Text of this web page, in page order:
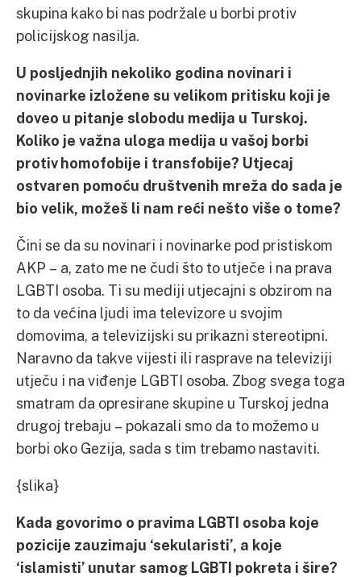
skupina kako bi nas podržale u borbi protiv
policijskog nasilja.
U posljednjih nekoliko godina novinari i
novinarke izložene su velikom pritisku koji je
doveo u pitanje slobodu medija u Turskoj.
Koliko je važna uloga medija u vašoj borbi
protiv homofobije i transfobije? Utjecaj
ostvaren pomoću društvenih mreža do sada je
bio velik, možeš li nam reći nešto više o tome?
Čini se da su novinari i novinarke pod pristiskom
AKP – a, zato me ne čudi što to utječe i na prava
LGBTI osoba. Ti su mediji utjecajni s obzirom na
to da većina ljudi ima televizore u svojim
domovima, a televizijski su prikazni stereotipni.
Naravno da takve vijesti ili rasprave na televiziji
utječu i na viđenje LGBTI osoba. Zbog svega toga
smatram da opresirane skupine u Turskoj jedna
drugoj trebaju – pokazali smo da to možemo u
borbi oko Gezija, sada s tim trebamo nastaviti.
{slika}
Kada govorimo o pravima LGBTI osoba koje
pozicije zauzimaju ‘sekularisti’, a koje
‘islamisti’ unutar samog LGBTI pokreta i šire?